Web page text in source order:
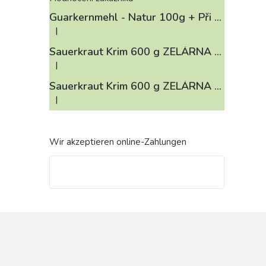
Guarkernmehl - Natur 100g + Při koupi 12 a více kusů 3% Sleva
Die Produktbewertung beträgt 4 von 5 Sternen.
|
Sauerkraut Krim 600 g ZELÁRNA LOBKOWICZ
Die Produktbewertung beträgt 3 von 5 Sternen.
|
Sauerkraut Krim 600 g ZELÁRNA LOBKOWICZ
Die Produktbewertung beträgt 4 von 5 Sternen.
|
Wir akzeptieren online-Zahlungen